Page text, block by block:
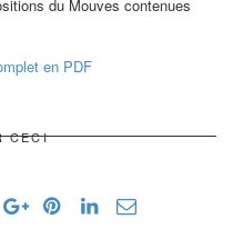
du Mouves contenues
en PDF
CECI